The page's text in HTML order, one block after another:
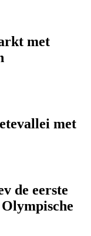
met
met
de eerste